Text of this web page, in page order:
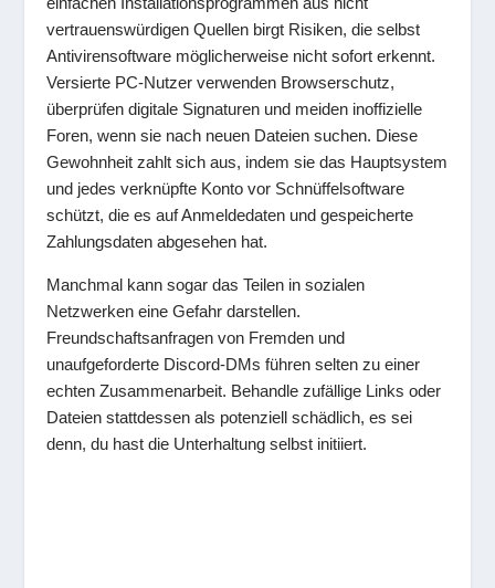
vertrauenswürdigen Quellen birgt Risiken, die selbst
Antivirensoftware möglicherweise nicht sofort erkennt.
Versierte PC-Nutzer verwenden Browserschutz,
überprüfen digitale Signaturen und meiden inoffizielle
Foren, wenn sie nach neuen Dateien suchen. Diese
Gewohnheit zahlt sich aus, indem sie das Hauptsystem
und jedes verknüpfte Konto vor Schnüffelsoftware
schützt, die es auf Anmeldedaten und gespeicherte
Zahlungsdaten abgesehen hat.
Manchmal kann sogar das Teilen in sozialen
Netzwerken eine Gefahr darstellen.
Freundschaftsanfragen von Fremden und
unaufgeforderte Discord-DMs führen selten zu einer
echten Zusammenarbeit. Behandle zufällige Links oder
Dateien stattdessen als potenziell schädlich, es sei
denn, du hast die Unterhaltung selbst initiiert.